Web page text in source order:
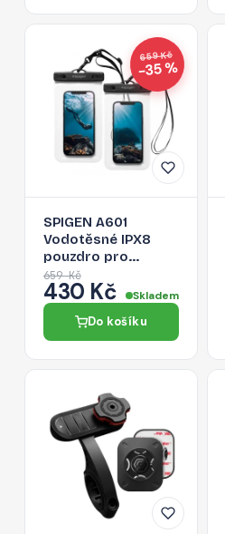
659 Kč
−35 %
SPIGEN A601
Vodotěsné IPX8
pouzdro pro
mobilní telefon až
6,8", 2ks, černé
659 Kč
430 Kč Skladem
Do košíku